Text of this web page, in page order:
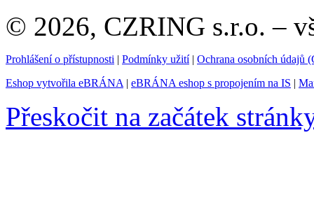
© 2026, CZRING s.r.o. –
Prohlášení o přístupnosti | Podmínky užití| Ochrana osobních údajů
Eshop vytvořila eBRÁNA | eBRÁNA eshop s propojením na IS |
Přeskočit na začátek